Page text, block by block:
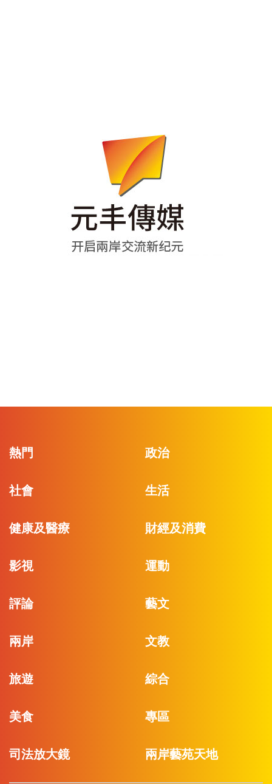
熱門 政治
社會 生活
健康及醫療 財經及消費
影視 運動
評論 藝文
兩岸 文教
旅遊 綜合
美食 專區
司法放大鏡 兩岸藝苑天地